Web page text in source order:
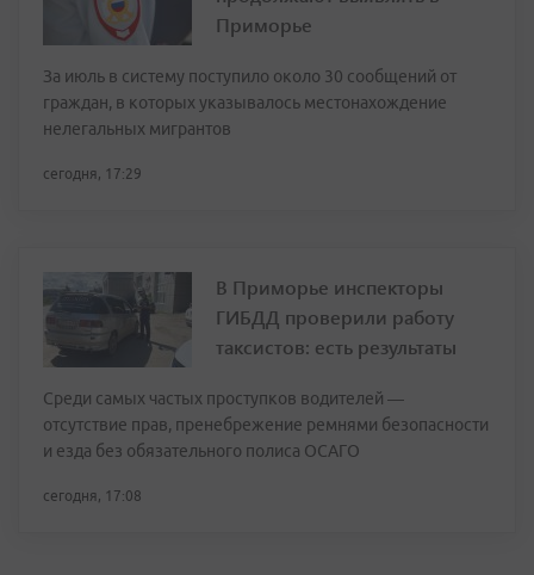
Приморье
За июль в систему поступило около 30 сообщений от
граждан, в которых указывалось местонахождение
нелегальных мигрантов
сегодня, 17:29
В Приморье инспекторы
ГИБДД проверили работу
таксистов: есть результаты
Среди самых частых проступков водителей —
отсутствие прав, пренебрежение ремнями безопасности
и езда без обязательного полиса ОСАГО
сегодня, 17:08